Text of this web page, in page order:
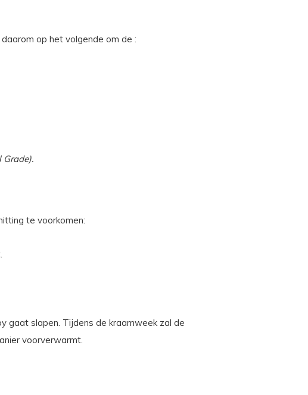
op het volgende om de :
te voorkomen:
gaat slapen. Tijdens de kraamweek zal de
voorverwarmt.